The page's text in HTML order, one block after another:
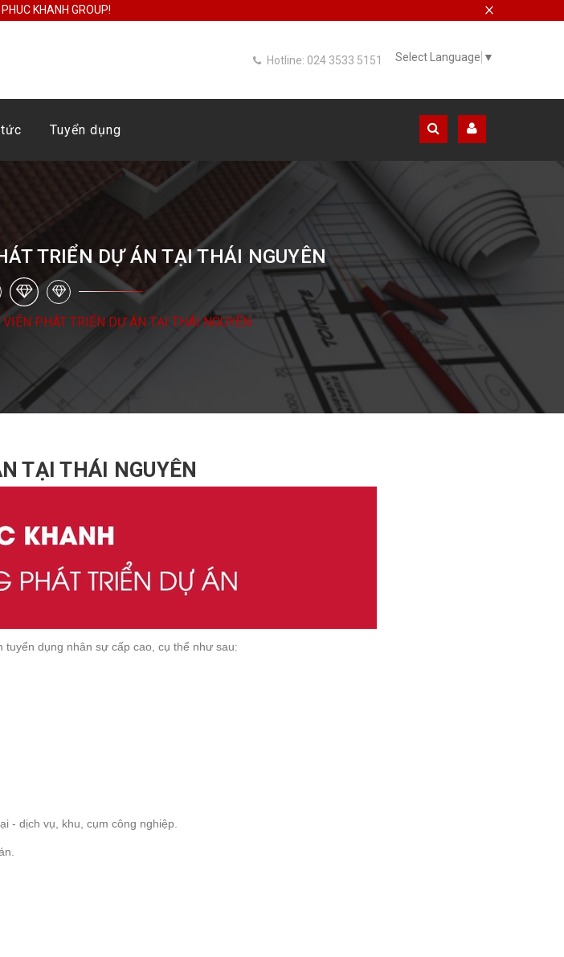
×
KHANH GROUP!
Hotline: 024 3533 5151 Select Language ▼
Tuyển dụng
TRIỂN DỰ ÁN TẠI THÁI NGUYÊN
VIÊN PHÁT TRIỂN DỰ ÁN TẠI THÁI NGUYÊN
TẠI THÁI NGUYÊN
dụng nhân sự cấp cao, cụ thể như sau:
- dịch vụ, khu, cụm công nghiệp.